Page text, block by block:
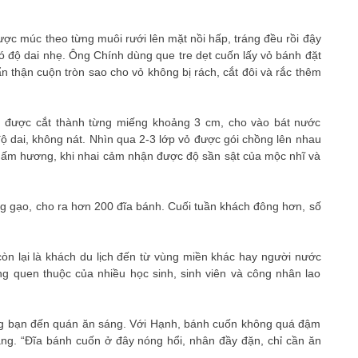
múc theo từng muôi rưới lên mặt nồi hấp, tráng đều rồi đậy
dai nhẹ. Ông Chính dùng que tre dẹt cuốn lấy vỏ bánh đặt
thận cuộn tròn sao cho vỏ không bị rách, cắt đôi và rắc thêm
cắt thành từng miếng khoảng 3 cm, cho vào bát nước
dai, không nát. Nhìn qua 2-3 lớp vỏ được gói chồng lên nhau
hương, khi nhai cảm nhận được độ sần sật của mộc nhĩ và
gạo, cho ra hơn 200 đĩa bánh. Cuối tuần khách đông hơn, số
lại là khách du lịch đến từ vùng miền khác hay người nước
quen thuộc của nhiều học sinh, sinh viên và công nhân lao
đến quán ăn sáng. Với Hạnh, bánh cuốn không quá đậm
“Đĩa bánh cuốn ở đây nóng hổi, nhân đầy đặn, chỉ cần ăn